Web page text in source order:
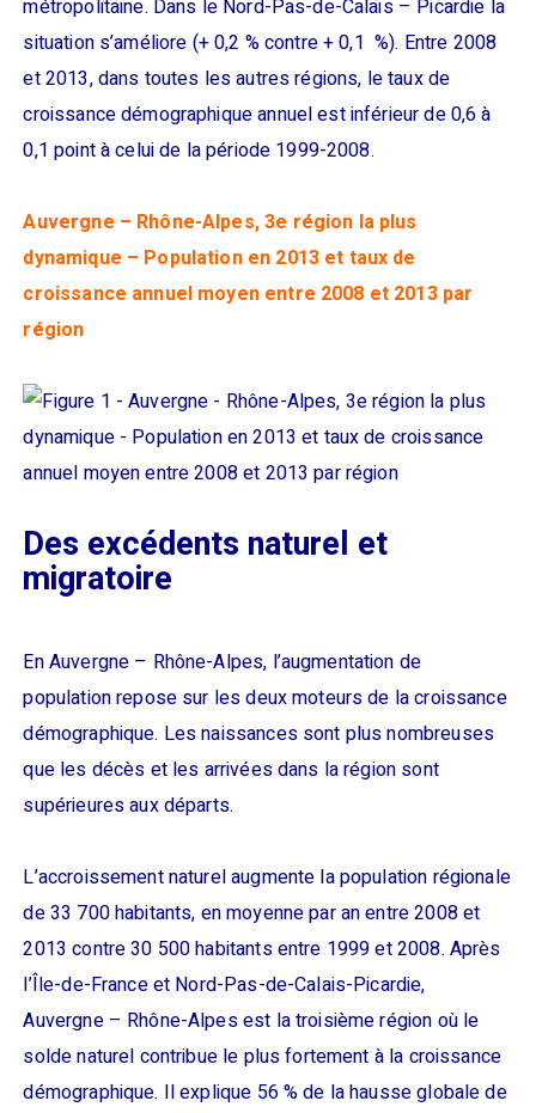
métropolitaine. Dans le Nord-Pas-de-Calais – Picardie la
situation s’améliore (+ 0,2 % contre + 0,1 %). Entre 2008
et 2013, dans toutes les autres régions, le taux de
croissance démographique annuel est inférieur de 0,6 à
0,1 point à celui de la période 1999-2008.
Auvergne – Rhône-Alpes, 3e région la plus
dynamique – Population en 2013 et taux de
croissance annuel moyen entre 2008 et 2013 par
région
Des excédents naturel et
migratoire
En Auvergne – Rhône-Alpes, l’augmentation de
population repose sur les deux moteurs de la croissance
démographique. Les naissances sont plus nombreuses
que les décès et les arrivées dans la région sont
supérieures aux départs.
L’accroissement naturel augmente la population régionale
de 33 700 habitants, en moyenne par an entre 2008 et
2013 contre 30 500 habitants entre 1999 et 2008. Après
l’Île-de-France et Nord-Pas-de-Calais-Picardie,
Auvergne – Rhône-Alpes est la troisième région où le
solde naturel contribue le plus fortement à la croissance
démographique. Il explique 56 % de la hausse globale de